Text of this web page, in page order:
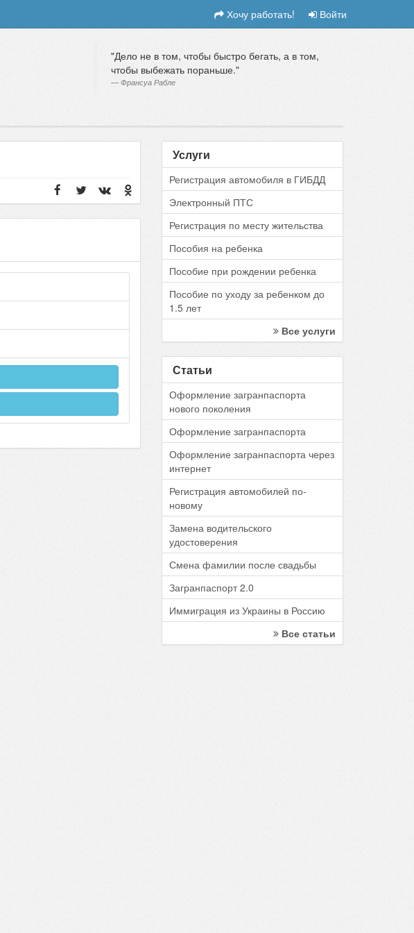
Хочу работать! Войти
Дело не в том, чтобы быстро бегать, а в том,
чтобы выбежать пораньше.
Франсуа Рабле
Услуги
Регистрация автомобиля в ГИБДД
Электронный ПТС
Регистрация по месту жительства
Пособия на ребенка
Пособие при рождении ребенка
Пособие по уходу за ребенком до
1.5 лет
Все услуги
Статьи
Оформление загранпаспорта
нового поколения
Оформление загранпаспорта
Оформление загранпаспорта через
интернет
Регистрация автомобилей по-
новому
Замена водительского
удостоверения
Смена фамилии после свадьбы
Загранпаспорт 2.0
Иммиграция из Украины в Россию
Все статьи